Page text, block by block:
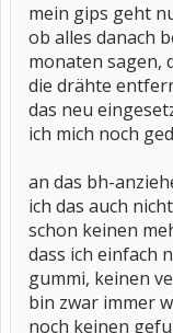
mein gips geht
ob alles danach
monaten sagen,
die drähte
das neu
ich mich noch
an das bh-
ich das auch
schon keinen
dass ich einfach
gummi, keinen
bin zwar immer
noch keinen